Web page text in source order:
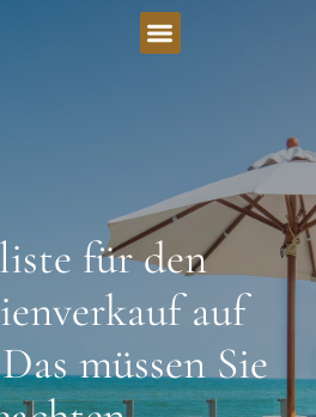
für den
auf
müssen Sie